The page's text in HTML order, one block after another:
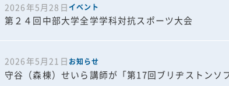
2026年5月28日 イベント
第２４回中部大学全学学科対抗スポーツ大会
2026年5月21日 お知らせ
守谷（森棟）せいら講師が「第17回ブリヂストン